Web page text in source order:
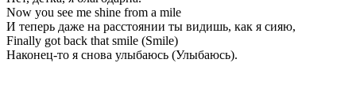
Now you see me shine from a mile
И теперь даже на расстоянии ты видишь, как я сияю,
Finally got back that smile (Smile)
Наконец-то я снова улыбаюсь (Улыбаюсь).